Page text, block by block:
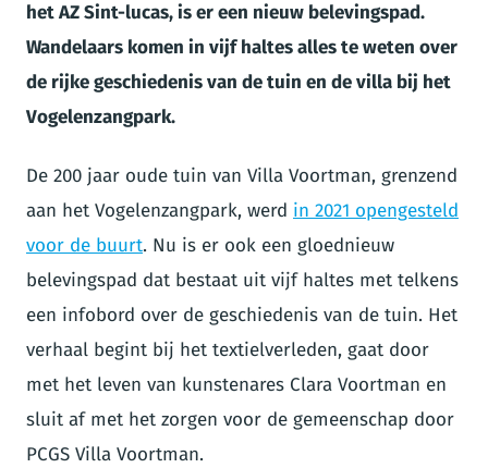
het AZ Sint-lucas, is er een nieuw belevingspad.
Wandelaars komen in vijf haltes alles te weten over
de rijke geschiedenis van de tuin en de villa bij het
Vogelenzangpark.
De 200 jaar oude tuin van Villa Voortman, grenzend
aan het Vogelenzangpark, werd in 2021 opengesteld
voor de buurt. Nu is er ook een gloednieuw
belevingspad dat bestaat uit vijf haltes met telkens
een infobord over de geschiedenis van de tuin. Het
verhaal begint bij het textielverleden, gaat door
met het leven van kunstenares Clara Voortman en
sluit af met het zorgen voor de gemeenschap door
PCGS Villa Voortman.